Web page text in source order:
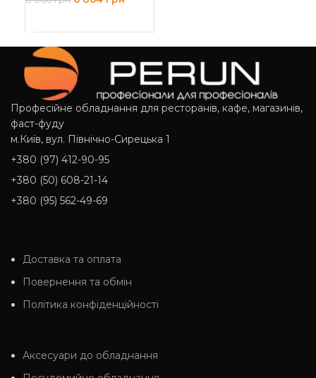
Професійне обладнання для ресторанів, кафе, магазинів,
фаст-фуду
м.Київ, вул. Північно-Сирецька 1
+380 (97) 412-90-95
+380 (50) 608-21-14
+380 (95) 562-49-69
Доставка та оплата
Повернення та обмін
Політика конфіденційності
Аксесуари до обладнання